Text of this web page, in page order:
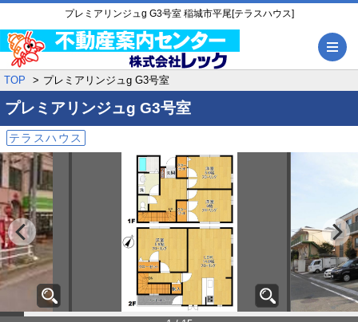
プレミアリンジュg G3号室 稲城市平尾[テラスハウス]
TOP プレミアリンジュg G3号室
プレミアリンジュgG3号室
テラスハウス